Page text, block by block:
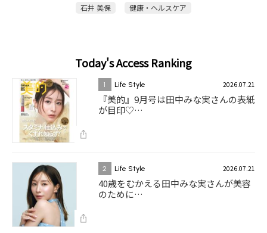
石井 美保
健康・ヘルスケア
Today's Access Ranking
1 Life Style 2026.07.21
『美的』9月号は田中みな実さんの表紙
が目印♡…
2 Life Style 2026.07.21
40歳をむかえる田中みな実さんが美容
のために…